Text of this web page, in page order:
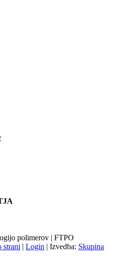
polimerov | FTPO
strani | Login | Izvedba: Skupina